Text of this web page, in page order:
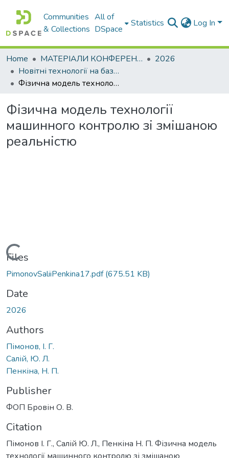
Communities
& Collections
All of
DSpace
Statistics Log In
Home МАТЕРІАЛИ КОНФЕРЕНЦІЙ
2026
Новітні технології на базі фундаментальних фізичних досліджень
Фізична модель технології машинного контролю зі змішаною реальністю
Фізична модель технології
машинного контролю зі змішаною
реальністю
Loading...
Files
PimonovSaliiPenkina17.pdf(675.51 KB)
Date
2026
Authors
Пімонов, І. Г.
Салій, Ю. Л.
Пенкіна, Н. П.
Publisher
ФОП Бровін О. В.
Citation
Пімонов І. Г., Салій Ю. Л., Пенкіна Н. П. Фізична модель